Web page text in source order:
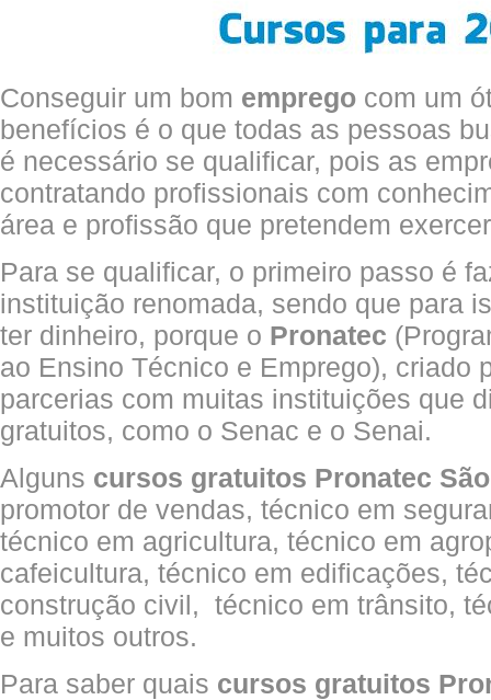
Conseguir um bom emprego com um
benefícios é o que todas as pessoas
é necessário se qualificar, pois as
contratando profissionais com
área e profissão que pretendem
Para se qualificar, o primeiro passo é
instituição renomada, sendo que para
ter dinheiro, porque o Pronatec
ao Ensino Técnico e Emprego), criado
parcerias com muitas instituições que
gratuitos, como o Senac e o Senai.
Alguns cursos gratuitos Pronatec
promotor de vendas, técnico em
técnico em agricultura, técnico em
cafeicultura, técnico em edificações,
construção civil, técnico em trânsito,
e muitos outros.
Para saber quais cursos gratuitos